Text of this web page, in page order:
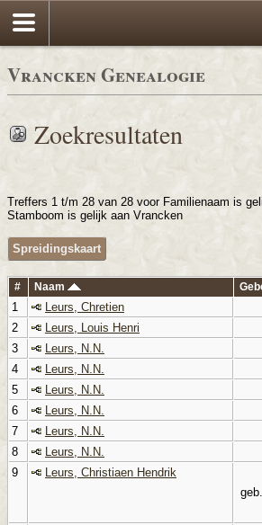
Vrancken Genealogie
Zoekresultaten
Treffers 1 t/m 28 van 28 voor Familienaam is
Stamboom is gelijk aan Vrancken
Spreidingskaart
# Naam
1
Leurs, Chretien
2
Leurs, Louis Henri
3
Leurs, N.N.
4
Leurs, N.N.
5
Leurs, N.N.
6
Leurs, N.N.
7
Leurs, N.N.
8
Leurs, N.N.
9
Leurs, Christiaen Hendrik